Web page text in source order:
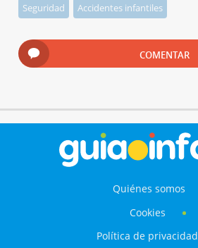
Seguridad Accidentes infantiles
COMENTAR
Quiénes somos
Cookies
Política de privacidad